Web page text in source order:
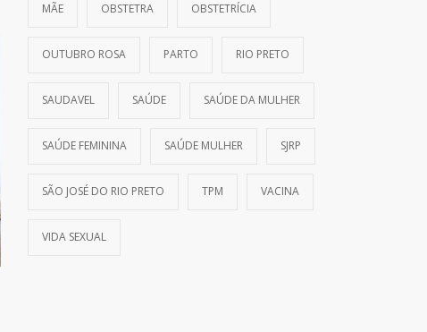
MÃE OBSTETRA OBSTETRÍCIA
OUTUBRO ROSA PARTO RIO PRETO
SAUDAVEL SAÚDE SAÚDE DA MULHER
SAÚDE FEMININA SAÚDE MULHER SJRP
SÃO JOSÉ DO RIO PRETO TPM VACINA
VIDA SEXUAL